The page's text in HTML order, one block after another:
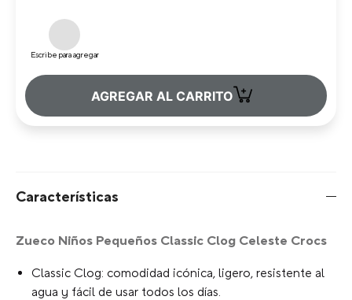
Escribe para agregar
AGREGAR AL CARRITO +
Características
Zueco Niños Pequeños Classic Clog Celeste Crocs
Classic Clog: comodidad icónica, ligero, resistente al
agua y fácil de usar todos los días.